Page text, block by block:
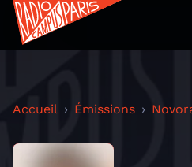
Accueil Émissions